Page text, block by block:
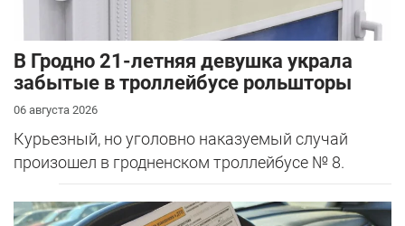
В Гродно 21-летняя девушка украла
забытые в троллейбусе рольшторы
06 августа 2026
Курьезный, но уголовно наказуемый случай
произошел в гродненском троллейбусе № 8.